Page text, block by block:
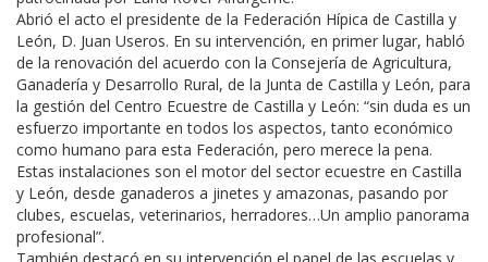
Abrió el acto el presidente de la Federación Hípica de Castilla y
León, D. Juan Useros. En su intervención, en primer lugar, habló
de la renovación del acuerdo con la Consejería de Agricultura,
Ganadería y Desarrollo Rural, de la Junta de Castilla y León, para
la gestión del Centro Ecuestre de Castilla y León: “sin duda es un
esfuerzo importante en todos los aspectos, tanto económico
como humano para esta Federación, pero merece la pena.
Estas instalaciones son el motor del sector ecuestre en Castilla
y León, desde ganaderos a jinetes y amazonas, pasando por
clubes, escuelas, veterinarios, herradores…Un amplio panorama
profesional”.